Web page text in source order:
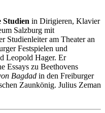
Studien in Dirigieren, Klavier
Salzburg mit
Studienleiter am Theater an
Festspielen und
Leopold Hager. Er
Essays zu Beethovens
Bagdad in den Freiburger
Zaunkönig. Julius Zeman